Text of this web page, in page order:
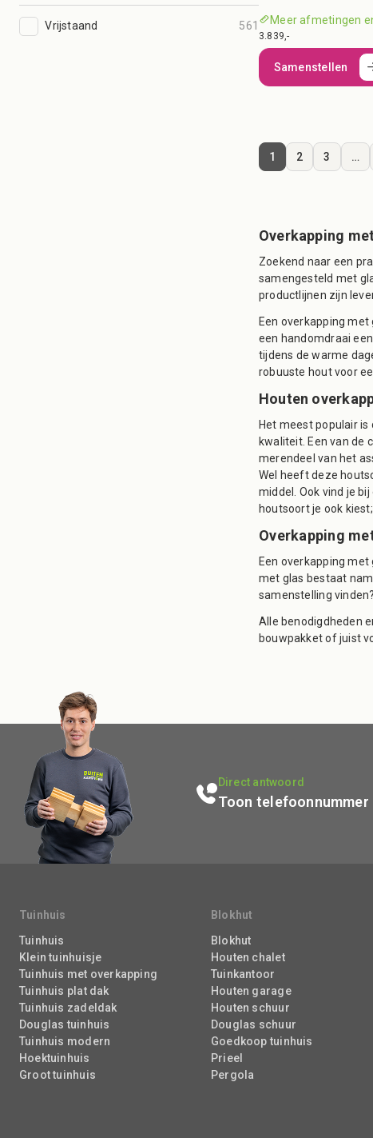
Vrijstaand 561 Meer afmetingen
3.839,-
Samenstellen
1 2 3 …
Overkapping
Zoekend naar een
samengesteld met
productlijnen zijn
Een overkapping
een handomdraai
tijdens de warme
robuuste hout voor
Houten
Het meest populair
kwaliteit. Een van de
merendeel van het
Wel heeft deze
middel. Ook vind je
houtsoort je ook
Overkapping
Een overkapping
met glas bestaat
samenstelling
Alle benodigdheden
bouwpakket of juist
Direct antwoord
Toon telefoonnummer
Tuinhuis
Tuinhuis
Klein tuinhuisje
Tuinhuis met overkapping
Tuinhuis plat dak
Tuinhuis zadeldak
Douglas tuinhuis
Tuinhuis modern
Hoektuinhuis
Groot tuinhuis
Blokhut
Blokhut
Houten chalet
Tuinkantoor
Houten garage
Houten schuur
Douglas schuur
Goedkoop tuinhuis
Prieel
Pergola